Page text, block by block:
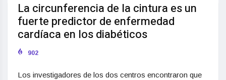
La circunferencia de la cintura es un
fuerte predictor de enfermedad
cardíaca en los diabéticos
902
Los investigadores de los dos centros encontraron que